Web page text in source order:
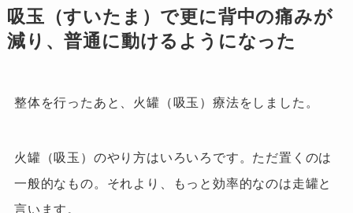
吸玉（すいたま）で更に背中の痛みが
減り、普通に動けるようになった
整体を行ったあと、火罐（吸玉）療法をしました。
火罐（吸玉）のやり方はいろいろです。 ただ置くのは
一般的なもの。 それより、 もっと効率的なのは走罐と
言います。